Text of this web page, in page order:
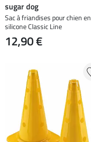
sugar dog
Sac à friandises pour chien en
silicone Classic Line
12,90 €